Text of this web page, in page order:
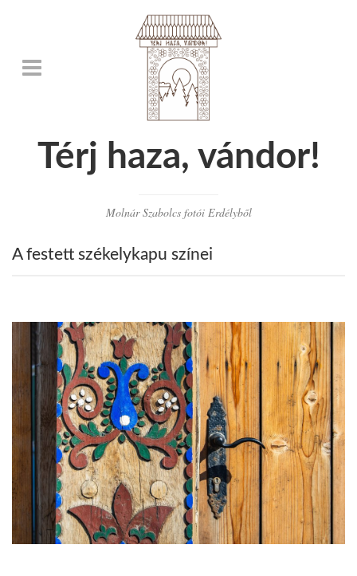
Térj haza, vándor!
Molnár Szabolcs fotói Erdélyből
A festett székelykapu színei